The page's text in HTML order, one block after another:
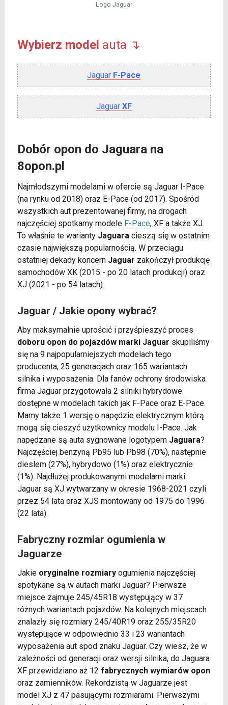
Logo Jaguar
Wybierz model auta ↴
Jaguar F-Pace
Jaguar XF
Dobór opon do Jaguara na
8opon.pl
Najmłodszymi modelami w ofercie są Jaguar I-Pace
(na rynku od 2018) oraz E-Pace (od 2017). Spośród
wszystkich aut prezentowanej firmy, na drogach
najczęściej spotkamy modele F-Pace, XF a także XJ.
To właśnie te warianty Jaguaracieszą się w ostatnim
czasie największą popularnością. W przeciągu
ostatniej dekady koncern Jaguar zakończył produkcję
samochodów XK (2015 - po 20 latach produkcji) oraz
XJ (2021 - po 54 latach).
Jaguar / Jakie opony wybrać?
Aby maksymalnie uprościć i przyśpieszyć proces
doboru opon do pojazdów marki Jaguar skupiliśmy
się na 9 najpopularniejszych modelach tego
producenta, 25 generacjach oraz 165 wariantach
silnika i wyposażenia. Dla fanów ochrony środowiska
firma Jaguar przygotowała 2 silniki hybrydowe
dostępne w modelach takich jak F-Pace oraz E-Pace.
Mamy także 1 wersję o napędzie elektrycznym którą
mogą się cieszyć użytkownicy modelu I-Pace. Jak
napędzane są auta sygnowane logotypem Jaguara?
Najczęściej benzyną Pb95 lub Pb98 (70%), następnie
dieslem (27%), hybrydowo (1%) oraz elektrycznie
(1%). Najdłużej produkowanymi modelami marki
Jaguar są XJ wytwarzany w okresie 1968-2021 czyli
przez 54 lata oraz XJS montowany od 1975 do 1996
(22 lata).
Fabryczny rozmiar ogumienia w
Jaguarze
Jakie oryginalne rozmiaryogumienia najczęściej
spotykane są w autach marki Jaguar? Pierwsze
miejsce zajmuje 245/45R18 występujący w 37
różnych wariantach pojazdów. Na kolejnych miejscach
znalazły się rozmiary 245/40R19 oraz 255/35R20
występujące w odpowiednio 33 i 23 wariantach
wyposażenia aut spod znaku Jaguar. Czy wiesz, że w
zależności od generacji oraz wersji silnika, do Jaguara
XF przewidziano aż 12 fabrycznych wymiarów opon
oraz zamienników. Rekordzistą w Jaguarze jest
model XJ z 47 pasującymi rozmiarami. Pierwszymi